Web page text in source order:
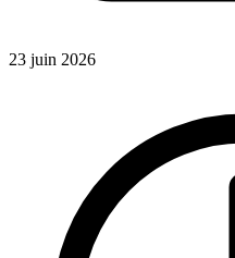
23 juin 2026